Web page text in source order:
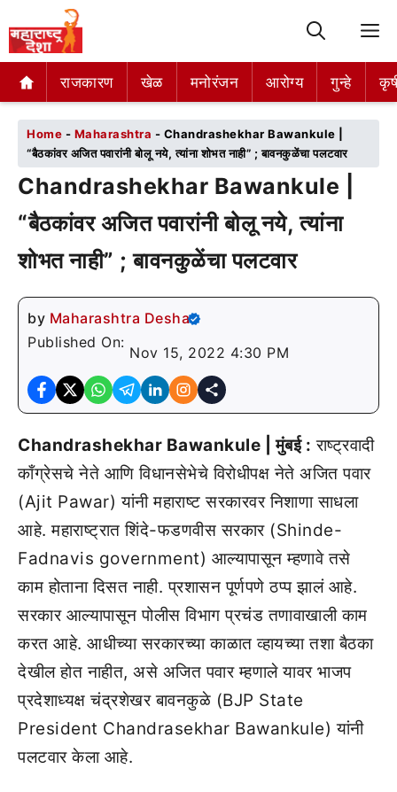
राजकारण खेळ मनोरंजन आरोग्य गुन्हे
राजकारण खेळ मनोरंजन आरोग्य गुन्हे
Home - Maharashtra - Chandrashekhar Bawankule |
“बैठकांवर अजित पवारांनी बोलू नये, त्यांना शोभत नाही” ; बावनकुळेंचा पलटवार
Chandrashekhar Bawankule |
“बैठकांवर अजित पवारांनी बोलू नये, त्यांना
शोभत नाही” ; बावनकुळेंचा पलटवार
by Maharashtra Desha
Published On:
Nov 15, 2022 4:30 PM
Chandrashekhar Bawankule | मुंबई : राष्ट्रवादी
काँग्रेसचे नेते आणि विधानसेभेचे विरोधीपक्ष नेते अजित पवार
(Ajit Pawar) यांनी महाराष्ट सरकारवर निशाणा साधला
आहे. महाराष्ट्रात शिंदे-फडणवीस सरकार (Shinde-
Fadnavis government) आल्यापासून म्हणावे तसे
काम होताना दिसत नाही. प्रशासन पूर्णपणे ठप्प झालं आहे.
सरकार आल्यापासून पोलीस विभाग प्रचंड तणावाखाली काम
करत आहे. आधीच्या सरकारच्या काळात व्हायच्या तशा बैठका
देखील होत नाहीत, असे अजित पवार म्हणाले यावर भाजप
प्रदेशाध्यक्ष चंद्रशेखर बावनकुळे (BJP State
President Chandrasekhar Bawankule) यांनी
पलटवार केला आहे.